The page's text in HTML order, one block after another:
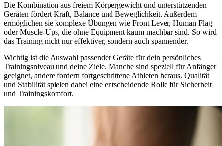
Die Kombination aus freiem Körpergewicht und unterstützenden
Geräten fördert Kraft, Balance und Beweglichkeit. Außerdem
ermöglichen sie komplexe Übungen wie Front Lever, Human Flag
oder Muscle-Ups, die ohne Equipment kaum machbar sind. So wird
das Training nicht nur effektiver, sondern auch spannender.
Wichtig ist die Auswahl passender Geräte für dein persönliches
Trainingsniveau und deine Ziele. Manche sind speziell für Anfänger
geeignet, andere fordern fortgeschrittene Athleten heraus. Qualität
und Stabilität spielen dabei eine entscheidende Rolle für Sicherheit
und Trainingskomfort.